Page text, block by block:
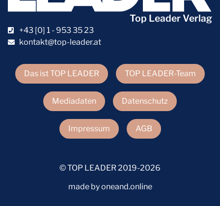
Das ist TOP LEADER TOP LEADER-Team
Mediadaten Datenschutz
Impressum AGB
Top Leader Verlag
+43 [0] 1 - 953 35 23
kontakt@top-leader.at
© TOP LEADER 2019-2026
made by oneand.online